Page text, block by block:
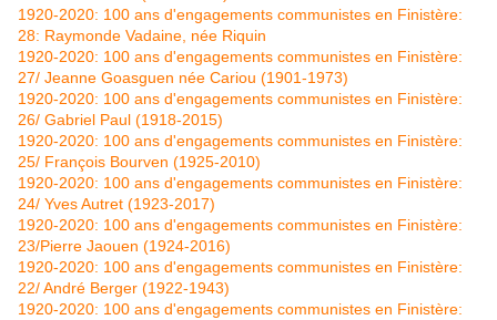
1920-2020: 100 ans d'engagements communistes en Finistère:
28: Raymonde Vadaine, née Riquin
1920-2020: 100 ans d'engagements communistes en Finistère:
27/ Jeanne Goasguen née Cariou (1901-1973)
1920-2020: 100 ans d'engagements communistes en Finistère:
26/ Gabriel Paul (1918-2015)
1920-2020: 100 ans d'engagements communistes en Finistère:
25/ François Bourven (1925-2010)
1920-2020: 100 ans d'engagements communistes en Finistère:
24/ Yves Autret (1923-2017)
1920-2020: 100 ans d'engagements communistes en Finistère:
23/Pierre Jaouen (1924-2016)
1920-2020: 100 ans d'engagements communistes en Finistère:
22/ André Berger (1922-1943)
1920-2020: 100 ans d'engagements communistes en Finistère: